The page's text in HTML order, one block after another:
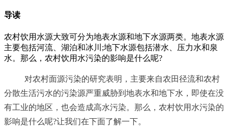
导读
农村饮用水源大致可分为地表水源和地下水源两类。地表水源
主要包括河流、湖泊和冰川;地下水源包括潜水、压力水和泉
水。那么，农村饮用水污染的影响是什么呢?
对农村面源污染的研究表明，主要来自农田径流和农村
分散生活污水的污染源严重威胁到地表水和地下水，即使在没
有工业的地区，也会造成高水污染。那么，农村饮用水污染的
影响是什么呢?让我们在下面了解一下。